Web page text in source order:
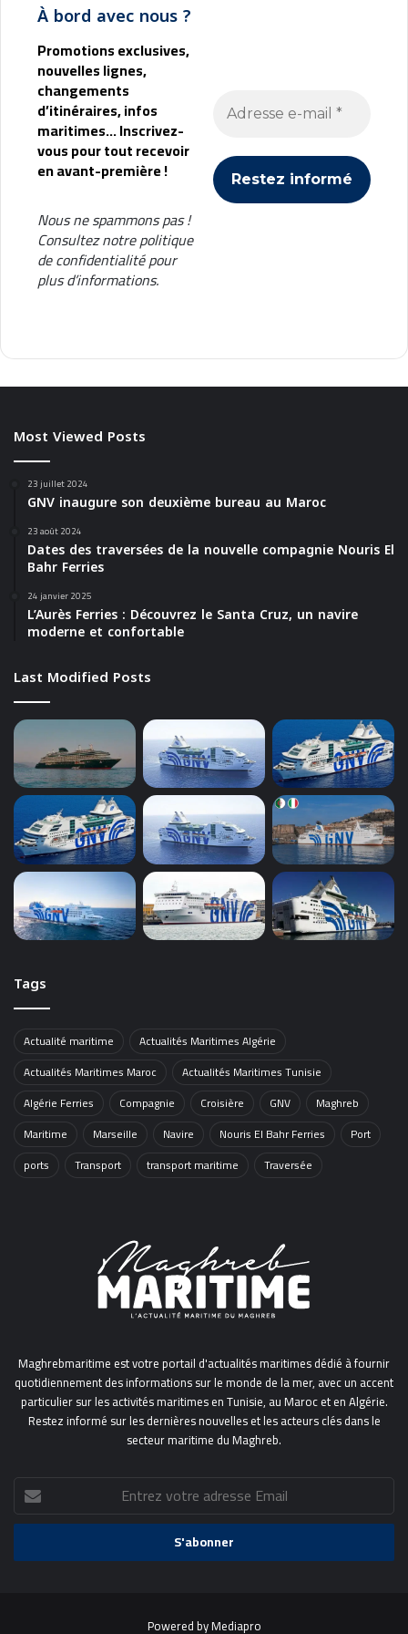
À bord avec nous ?
Promotions exclusives,
nouvelles lignes,
changements
d’itinéraires, infos
maritimes... Inscrivez-
vous pour tout recevoir
en avant-première !
Nous ne spammons pas !
Consultez notrepolitique
de confidentialitépour
plus d’informations.
Most Viewed Posts
23 juillet 2024
GNV inaugure son deuxième bureau au Maroc
23 août 2024
Dates des traversées de la nouvelle compagnie Nouris El
Bahr Ferries
24 janvier 2025
L’Aurès Ferries : Découvrez le Santa Cruz, un navire
moderne et confortable
Last Modified Posts
Tags
Actualité maritime
Actualités Maritimes Algérie
Actualités Maritimes Maroc
Actualités Maritimes Tunisie
Algérie Ferries
Compagnie Croisière GNV
Maghreb
Maritime
Marseille Navire Nouris El Bahr Ferries
Port
ports
Transport transport maritime Traversée
Maghrebmaritime est votre portail d'actualités maritimes dédié à fournir
quotidiennement des informations sur le monde de la mer, avec un accent
particulier sur les activités maritimes en Tunisie, au Maroc et en Algérie.
Restez informé sur les dernières nouvelles et les acteurs clés dans le
secteur maritime du Maghreb.
Entrez
votre
adresse
Powered byMediapro